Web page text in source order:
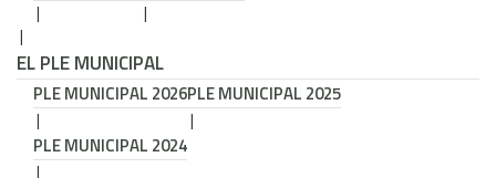
EL PLE MUNICIPAL
PLE MUNICIPAL 2026PLE MUNICIPAL 2025
PLE MUNICIPAL 2024